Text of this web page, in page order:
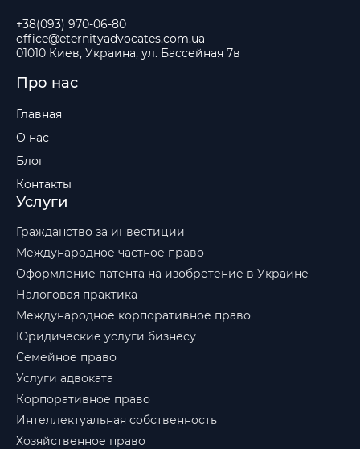
+38(093) 970-06-80
office@eternityadvocates.com.ua
01010 Киев, Украина, ул. Бассейная 7в
Про нас
Главная
О нас
Блог
Контакты
Услуги
Гражданство за инвестиции
Международное частное право
Оформление патента на изобретение в Украине
Налоговая практика
Международное корпоративное право
Юридические услуги бизнесу
Семейное право
Услуги адвоката
Корпоративное право
Интеллектуальная собственность
Хозяйственное право